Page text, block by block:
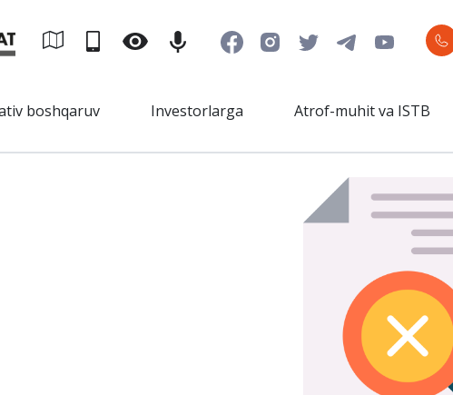
boshqaruv Investorlarga Atrof-muhit va ISTB